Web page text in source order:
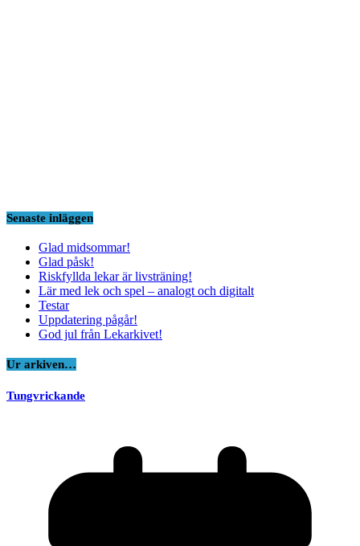
Senaste inläggen
Glad midsommar!
Glad påsk!
Riskfyllda lekar är livsträning!
Lär med lek och spel – analogt och digitalt
Testar
Uppdatering pågår!
God jul från Lekarkivet!
Ur arkiven…
Tungvrickande